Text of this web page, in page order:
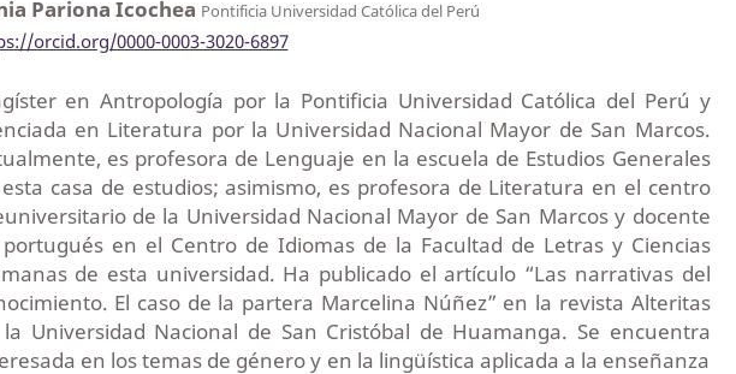
Pariona Icochea Pontificia Universidad Católica del Perú
orcid.org/0000-0003-3020-6897
en Antropología por la Pontificia Universidad Católica del Perú y
en Literatura por la Universidad Nacional Mayor de San Marcos.
es profesora de Lenguaje en la escuela de Estudios Generales
casa de estudios; asimismo, es profesora de Literatura en el centro
de la Universidad Nacional Mayor de San Marcos y docente
en el Centro de Idiomas de la Facultad de Letras y Ciencias
de esta universidad. Ha publicado el artículo “Las narrativas del
El caso de la partera Marcelina Núñez” en la revista Alteritas
Universidad Nacional de San Cristóbal de Huamanga. Se encuentra
en los temas de género y en la lingüística aplicada a la enseñanza